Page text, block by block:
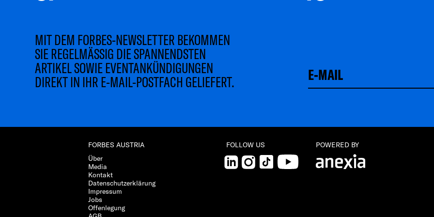
MIT DEM FORBES-NEWSLETTER BEKOMMEN
SIE REGELMÄSSIG DIE SPANNENDSTEN
ARTIKEL SOWIE EVENTANKÜNDIGUNGEN
DIREKT IN IHR E-MAIL-POSTFACH GELIEFERT.
FORBES AUSTRIA
Über
Media
Kontakt
Datenschutzerklärung
Impressum
Jobs
Offenlegung
FOLLOW US
LinkedInInstagram
TikTok YouTube
POWERED BY